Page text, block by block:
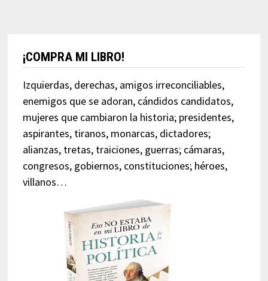
¡COMPRA MI LIBRO!
Izquierdas, derechas, amigos irreconciliables,
enemigos que se adoran, cándidos candidatos,
mujeres que cambiaron la historia; presidentes,
aspirantes, tiranos, monarcas, dictadores;
alianzas, tretas, traiciones, guerras; cámaras,
congresos, gobiernos, constituciones; héroes,
villanos…